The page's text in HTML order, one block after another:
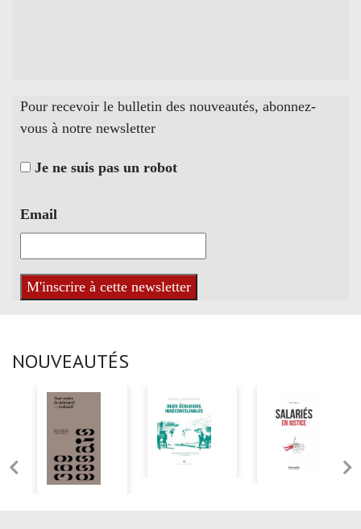
Pour recevoir le bulletin des nouveautés, abonnez-
vous à notre newsletter
Je ne suis pas un robot
Email
NOUVEAUTÉS